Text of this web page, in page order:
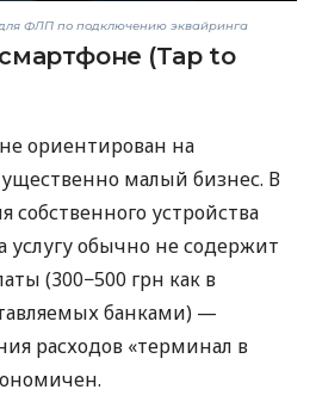
ФЛП по подключению эквайринга
(Tap to
ориентирован на
малый бизнес. В
собственного устройства
услугу обычно не содержит
(300−500 грн как в
банками) —
расходов «терминал в